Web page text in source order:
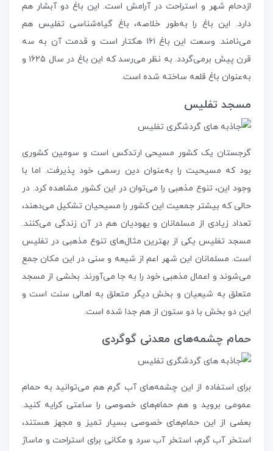
ازدحام شهر و استراحت در آرامش است. این باغ دو آبشار هم
دارد. این باغ را به‌طور خلاصه، باغ گیاه‌شناسی تفلیس هم
می‌نامند. وسعت این باغ ۱۶۱ هکتار است و قدمت آن به سه
قرن پیش برمی‌گردد. به نظر می‌رسد که این باغ در سال ۱۶۲۵ و
به‌عنوان باغ قلعه ساخته شده است.
مسجد تفلیس
گرجستان یک کشور مسیحی ارتدکس است و سومین کشوری
بود که مسیحیت را به‌عنوان دین رسمی خود پذیرفت. اما با
وجود این، تنوع مذهبی را می‌توان در این کشور مشاهده کرد. در
حالی که بیشتر جمعیت این کشور را مسیحیان تشکیل می‌دهند،
تعداد زیادی از مسلمانان و یهودیان هم در آن زندگی می‌کنند.
مسجد تفلیس یکی از بهترین مثال‌های تنوع مذهبی در تفلیس
است. مسلمانان این شهر اعم از شیعه و سنی در این مکان جمع
می‌شوند و اعمال مذهبی خود را به جا می‌آورند. بخشی از مسجد
متعلق به شیعیان و بخش دیگر متعلق به اهالی سنت است و
این دو بخش با دو ستون از هم جدا شده است.
حمام چشمه‌های معدنی گوگردی
برای استفاده از این چشمه‌های آب گرم هم می‌توانید به حمام
عمومی بروید و هم حمام‌های خصوصی را ساعتی کرایه کنید.
بعضی از این حمام‌های خصوصی بسیار تمیز و مجهز هستند،
استخر آب گرم، استخر آب سرد و مکانی برای استراحت و ماساژ